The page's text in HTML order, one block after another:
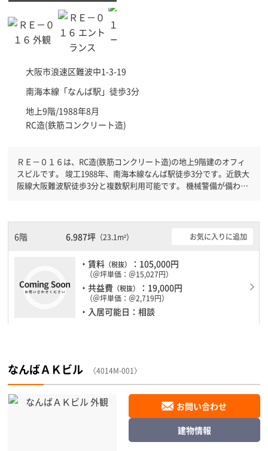
大阪市浪速区難波中1-3-19
南海本線「なんば駅 」徒歩3分
地上9階/1988年8月
RC造(鉄筋コンクリート造)
ＲＥ－０１６は、RC造(鉄筋コンクリート造)の地上9階建のオフィ
スビルです。 竣工1988年、南海本線なんば駅徒歩3分です。近鉄大
阪線大阪難波駅徒歩3分と複数駅利用可能です。 機械警備が備わっ
も利用可能になりますので時間帯を気にせず利用できます。
6階 6.987坪 （23.1m²） お気に入りに追加
・賃料 （税抜） ：105,000円
（＠坪単価：＠15,027円）
・共益費 （税抜） ：19,000円
（＠坪単価：＠2,719円）
・入居可能日：相談
なんばＡＫビル 〈4014M-001〉
お問い合わせ
建物情報